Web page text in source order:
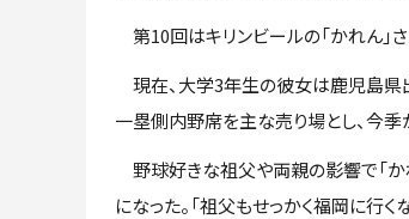
第10回はキリンビールの「かれん」さ
現在、大学3年生の彼女は鹿児島県
一塁側内野席を主な売り場とし、今季
野球好きな祖父や両親の影響で「か
になった。「祖父もせっかく福岡に行